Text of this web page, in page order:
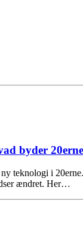
byder
teknologi i
ændret. Her…